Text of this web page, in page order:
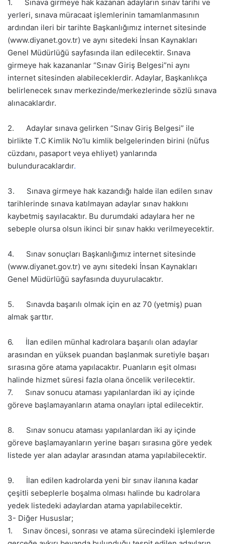
1. Sınava girmeye hak kazanan adayların sınav tarihi ve
yerleri, sınava müracaat işlemlerinin tamamlanmasının
ardından ileri bir tarihte Başkanlığımız internet sitesinde
(www.diyanet.gov.tr) ve aynı sitedeki İnsan Kaynakları
Genel Müdürlüğü sayfasında ilan edilecektir. Sınava
girmeye hak kazananlar “Sınav Giriş Belgesi”ni aynı
internet sitesinden alabileceklerdir. Adaylar, Başkanlıkça
belirlenecek sınav merkezinde/merkezlerinde sözlü sınava
alınacaklardır.
2. Adaylar sınava gelirken “Sınav Giriş Belgesi” ile
birlikte T.C Kimlik No’lu kimlik belgelerinden birini (nüfus
cüzdanı, pasaport veya ehliyet) yanlarında
bulunduracaklardır.
3. Sınava girmeye hak kazandığı halde ilan edilen sınav
tarihlerinde sınava katılmayan adaylar sınav hakkını
kaybetmiş sayılacaktır. Bu durumdaki adaylara her ne
sebeple olursa olsun ikinci bir sınav hakkı verilmeyecektir.
4. Sınav sonuçları Başkanlığımız internet sitesinde
(www.diyanet.gov.tr) ve aynı sitedeki İnsan Kaynakları
Genel Müdürlüğü sayfasında duyurulacaktır.
5. Sınavda başarılı olmak için en az 70 (yetmiş) puan
almak şarttır.
6. İlan edilen münhal kadrolara başarılı olan adaylar
arasından en yüksek puandan başlanmak suretiyle başarı
sırasına göre atama yapılacaktır. Puanların eşit olması
halinde hizmet süresi fazla olana öncelik verilecektir.
7. Sınav sonucu ataması yapılanlardan iki ay içinde
göreve başlamayanların atama onayları iptal edilecektir.
8. Sınav sonucu ataması yapılanlardan iki ay içinde
göreve başlamayanların yerine başarı sırasına göre yedek
listede yer alan adaylar arasından atama yapılabilecektir.
9. İlan edilen kadrolarda yeni bir sınav ilanına kadar
çeşitli sebeplerle boşalma olması halinde bu kadrolara
yedek listedeki adaylardan atama yapılabilecektir.
3- Diğer Hususlar;
1. Sınav öncesi, sonrası ve atama sürecindeki işlemlerde